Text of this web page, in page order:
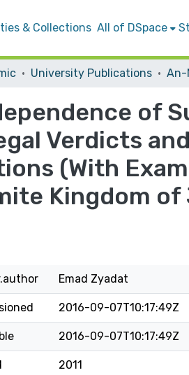
& Collections All of DSpace
University Publications
of
Verdicts
(With
Kingdom of
Emad Zyadat
2016-09-07T10:17:49Z
2016-09-07T10:17:49Z
2011